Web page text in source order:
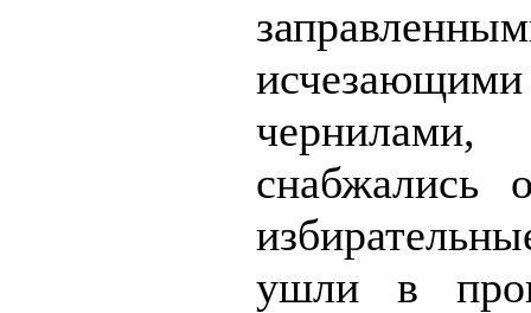
исчезающими
чернилами,
снабжались
ушли в